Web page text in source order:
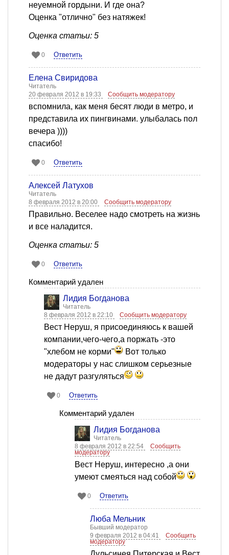
неуемной гордыни. И где она?
Оценка "отлично" без натяжек!
Оценка статьи: 5
0 Ответить
Елена Свиридова
Читатель
20 февраля 2012 в 19:33
Сообщить модератору
вспомнила, как меня бесят люди в метро, и
представила их пингвинами. улыбалась пол
вечера ))))
спасибо!
0 Ответить
Алексей Латухов
Читатель
8 февраля 2012 в 20:00
Сообщить модератору
Правильно. Веселее надо смотреть на жизнь
и все наладится.
Оценка статьи: 5
0 Ответить
Комментарий удален
Лидия Богданова
Читатель
8 февраля 2012 в 22:10
Сообщить модератору
Вест Неруш, я присоединяюсь к вашей
компании,чего-чего,а поржать -это
"хлебом не корми"
Вот только
модераторы у нас слишком серьезные
не дадут разгуляться
0 Ответить
Комментарий удален
Лидия Богданова
Читатель
8 февраля 2012 в 22:54
Сообщить
модератору
Вест Неруш, интересно ,а они
умеют смеяться над собой
0 Ответить
Люба Мельник
Бывший модератор
9 февраля 2012 в 04:41
Сообщить
модератору